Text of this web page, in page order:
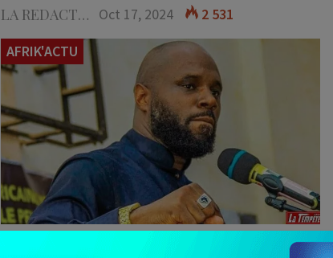
LA REDACTION Oct 17, 2024
2 531
AFRIK'ACTU
Interpellé lundi 14 octobre 2024 à Paris après